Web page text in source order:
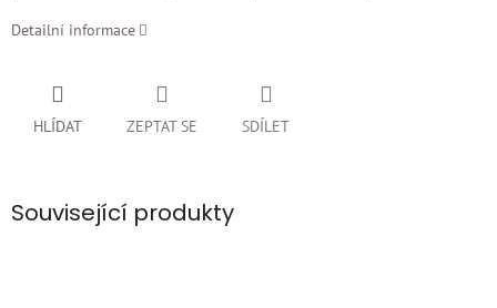
Detailní informace
ZEPTAT SE
HLÍDAT SDÍLET
Související produkty